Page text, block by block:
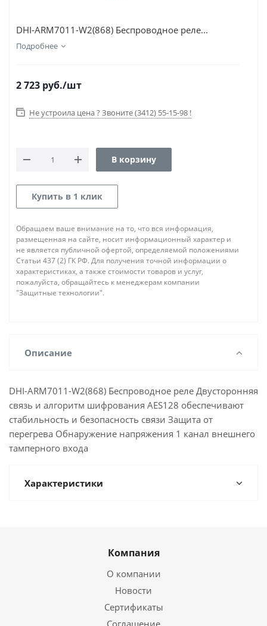
DHI-ARM7011-W2(868) Беспроводное реле...
Подробнее
2 723 руб./шт
Не устроила цена ? Звоните (3412) 55-15-98 !
В корзину
Купить в 1 клик
Обращаем ваше внимание на то, что вся информация,
размещенная на сайте, носит информационный характер и
не является публичной офертой, определяемой положениями
Статьи 437 (2) ГК РФ. Для получения точной информации о
характеристиках, а также стоимости товаров и услуг,
пожалуйста, обращайтесь к менеджерам компании
"Защитные технологии".
Описание
DHI-ARM7011-W2(868) Беспроводное реле Двусторонняя
связь и алгоритм шифрования AES128 обеспечивают
стабильность и безопасность связи Защита от
перегрева Обнаружение напряжения 1 канал внешнего
тамперного входа
Характеристики
Компания
О компании
Новости
Сертификаты
Соглашение